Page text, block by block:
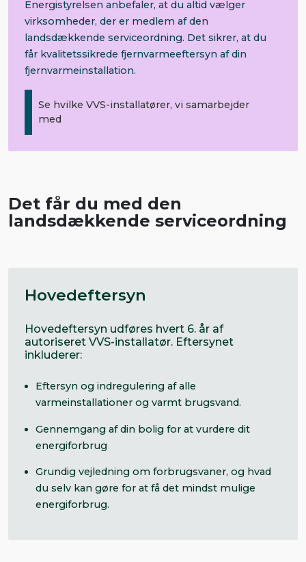
Energistyrelsen anbefaler, at du altid vælger
virksomheder, der er medlem af den
landsdækkende serviceordning. Det sikrer, at du
får kvalitetssikrede fjernvarmeeftersyn af din
fjernvarmeinstallation.
Se hvilke VVS-installatører, vi samarbejder
med
Det får du med den
landsdækkende serviceordning
Hovedeftersyn
Hovedeftersyn udføres hvert 6. år af
autoriseret VVS-installatør. Eftersynet
inkluderer:
Eftersyn og indregulering af alle
varmeinstallationer og varmt brugsvand.
Gennemgang af din bolig for at vurdere dit
energiforbrug
Grundig vejledning om forbrugsvaner, og hvad
du selv kan gøre for at få det mindst mulige
energiforbrug.